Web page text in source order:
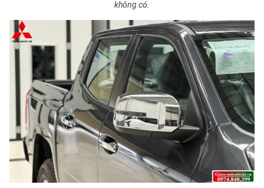
không có.